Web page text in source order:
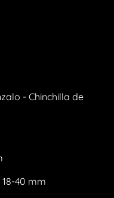
- Chinchilla de
40 mm